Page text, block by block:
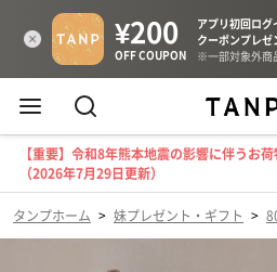
【重要】令和8年熊本地震の影響に伴うお
（2026年7月29日更新）
タンプホーム > 妹プレゼント・ギフト >